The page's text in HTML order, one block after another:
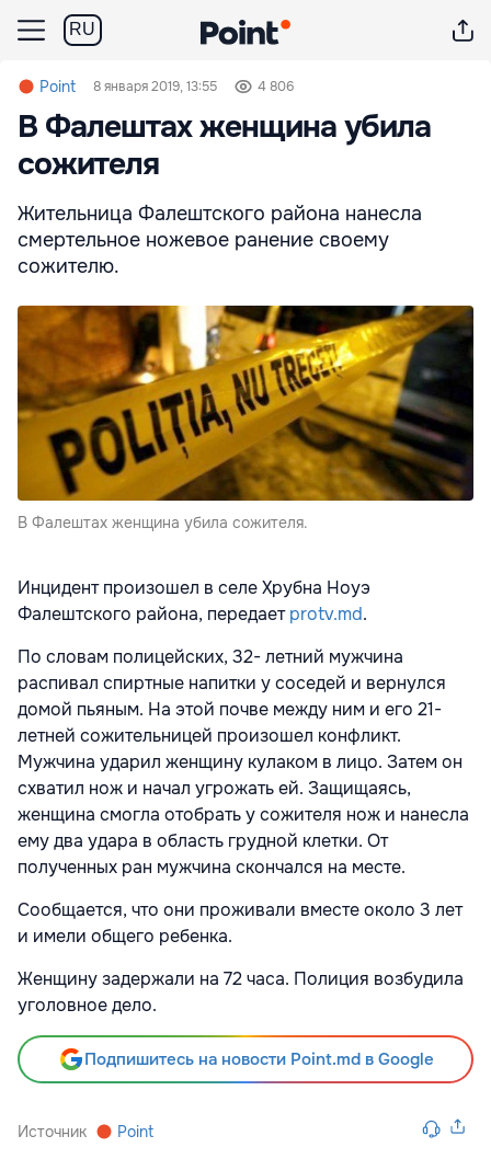
RU
Point 8 января 2019, 13:55 4 806
В Фалештах женщина убила
сожителя
Жительница Фалештского района нанесла
смертельное ножевое ранение своему
сожителю.
В Фалештах женщина убила сожителя.
Инцидент произошел в селе Хрубна Ноуэ
Фалештского района, передаетprotv.md.
По словам полицейских, 32- летний мужчина
распивал спиртные напитки у соседей и вернулся
домой пьяным. На этой почве между ним и его 21-
летней сожительницей произошел конфликт.
Мужчина ударил женщину кулаком в лицо. Затем он
схватил нож и начал угрожать ей. Защищаясь,
женщина смогла отобрать у сожителя нож и нанесла
ему два удара в область грудной клетки. От
полученных ран мужчина скончался на месте.
Сообщается, что они проживали вместе около 3 лет
и имели общего ребенка.
Женщину задержали на 72 часа. Полиция возбудила
уголовное дело.
Подпишитесь на новости Point.md в Google
Источник Point